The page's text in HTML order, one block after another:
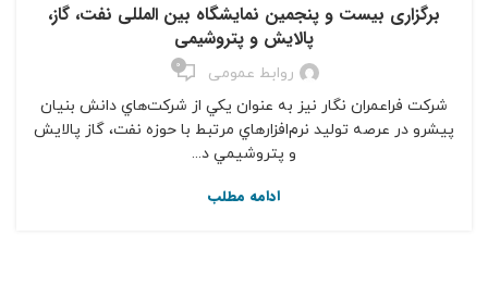
برگزاري بیست و پنجمين نمايشگاه بین المللی نفت، گاز،
پالايش و پتروشيمي
روابط عمومی 0
شركت فراعمران نگار نيز به عنوان يكي از شركت‌هاي دانش بنيان
پيشرو در عرصه توليد نرم‌افزارهاي مرتبط با حوزه نفت، گاز پالايش
و پتروشيمي د...
ادامه مطلب